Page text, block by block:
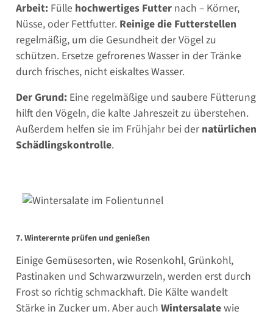
Arbeit: Fülle hochwertiges Futter nach – Körner,
Nüsse, oder Fettfutter. Reinige die Futterstellen
regelmäßig, um die Gesundheit der Vögel zu
schützen. Ersetze gefrorenes Wasser in der Tränke
durch frisches, nicht eiskaltes Wasser.
Der Grund: Eine regelmäßige und saubere Fütterung
hilft den Vögeln, die kalte Jahreszeit zu überstehen.
Außerdem helfen sie im Frühjahr bei der natürlichen
Schädlingskontrolle.
7. Winterernte prüfen und genießen
Einige Gemüsesorten, wie Rosenkohl, Grünkohl,
Pastinaken und Schwarzwurzeln, werden erst durch
Frost so richtig schmackhaft. Die Kälte wandelt
Stärke in Zucker um. Aber auch Wintersalatewie